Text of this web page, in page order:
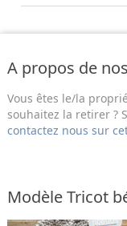
A propos de
Vous êtes le/la
souhaitez la retirer ?
contactez nous sur
Modèle Tricot